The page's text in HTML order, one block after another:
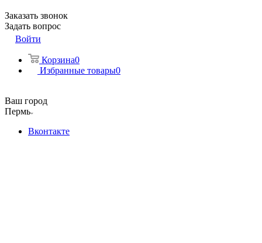
Заказать звонок
Задать вопрос
Войти
Корзина0
Избранные товары0
Ваш город
Пермь
Вконтакте